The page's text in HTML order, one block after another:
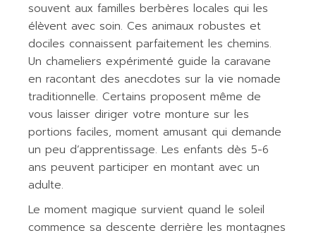
souvent aux familles berbères locales qui les
élèvent avec soin. Ces animaux robustes et
dociles connaissent parfaitement les chemins.
Un chameliers expérimenté guide la caravane
en racontant des anecdotes sur la vie nomade
traditionnelle. Certains proposent même de
vous laisser diriger votre monture sur les
portions faciles, moment amusant qui demande
un peu d’apprentissage. Les enfants dès 5-6
ans peuvent participer en montant avec un
adulte.
Le moment magique survient quand le soleil
commence sa descente derrière les montagnes